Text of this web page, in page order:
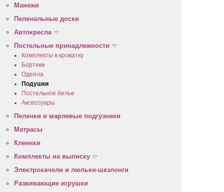
Манежи
Пеленальные доски
Автокресла
Постельные принадлежности
Комплекты в кроватку
Бортики
Одеяла
Подушки
Постельное белье
Аксессуары
Пеленки и марлевые подгузники
Матрасы
Клеенки
Комплекты на выписку
Электрокачели и люльки-шезлонги
Развивающие игрушки